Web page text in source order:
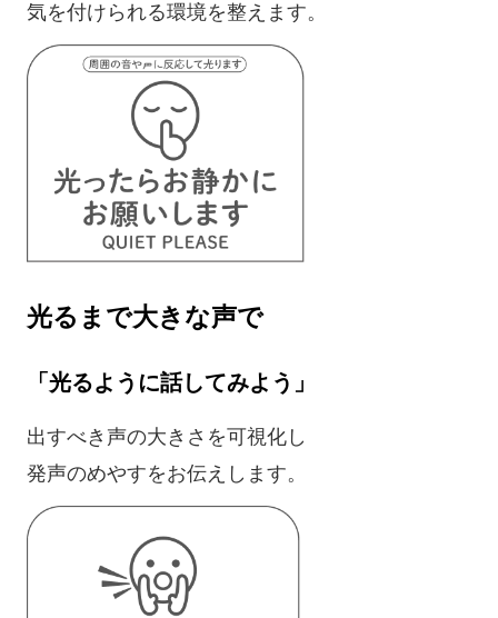
気を付けられる環境を整えます。
光るまで大きな声で
「光るように話してみよう」
出すべき声の大きさを可視化し
発声のめやすをお伝えします。